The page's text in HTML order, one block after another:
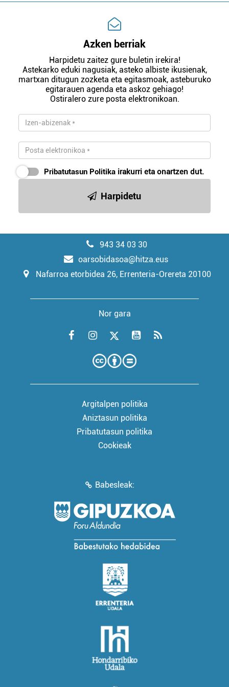
Azken berriak
Harpidetu zaitez gure buletin irekira!
Astekarko eduki nagusiak, asteko albiste ikusienak,
martxan ditugun zozketa eta egitasmoak, asteburuko
egitarauen agenda eta askoz gehiago!
Ostiralero zure posta elektronikoan.
Pribatutasun Politika irakurri eta onartzen dut.
Harpidetu
943 34 03 30
oarsobidasoa@hitza.eus
Nafarroa etorbidea 26, Errenteria-Orereta 20100
Nor gara
Argitalpen politika
Aniztasun politika
Pribatutasun politika
Cookieak
Babesleak: